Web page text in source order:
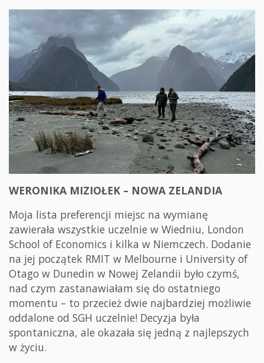
WERONIKA MIZIOŁEK – NOWA ZELANDIA
Moja lista preferencji miejsc na wymianę
zawierała wszystkie uczelnie w Wiedniu, London
School of Economics i kilka w Niemczech. Dodanie
na jej początek RMIT w Melbourne i University of
Otago w Dunedin w Nowej Zelandii było czymś,
nad czym zastanawiałam się do ostatniego
momentu – to przecież dwie najbardziej możliwie
oddalone od SGH uczelnie! Decyzja była
spontaniczna, ale okazała się jedną z najlepszych
w życiu.